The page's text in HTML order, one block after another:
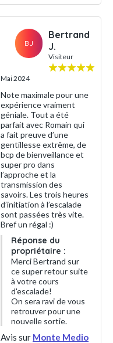
BJ
Bertrand
J.
Visiteur
Mai 2024
Note maximale pour une
expérience vraiment
géniale. Tout a été
parfait avec Romain qui
a fait preuve d’une
gentillesse extrême, de
bcp de bienveillance et
super pro dans
l’approche et la
transmission des
savoirs. Les trois heures
d’initiation à l’escalade
sont passées très vite.
Bref un régal :)
Réponse du
propriétaire :
Merci Bertrand sur
ce super retour suite
à votre cours
d'escalade!
On sera ravi de vous
retrouver pour une
nouvelle sortie.
Avis sur Monte Medio